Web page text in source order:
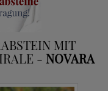
MIT
- NOVARA